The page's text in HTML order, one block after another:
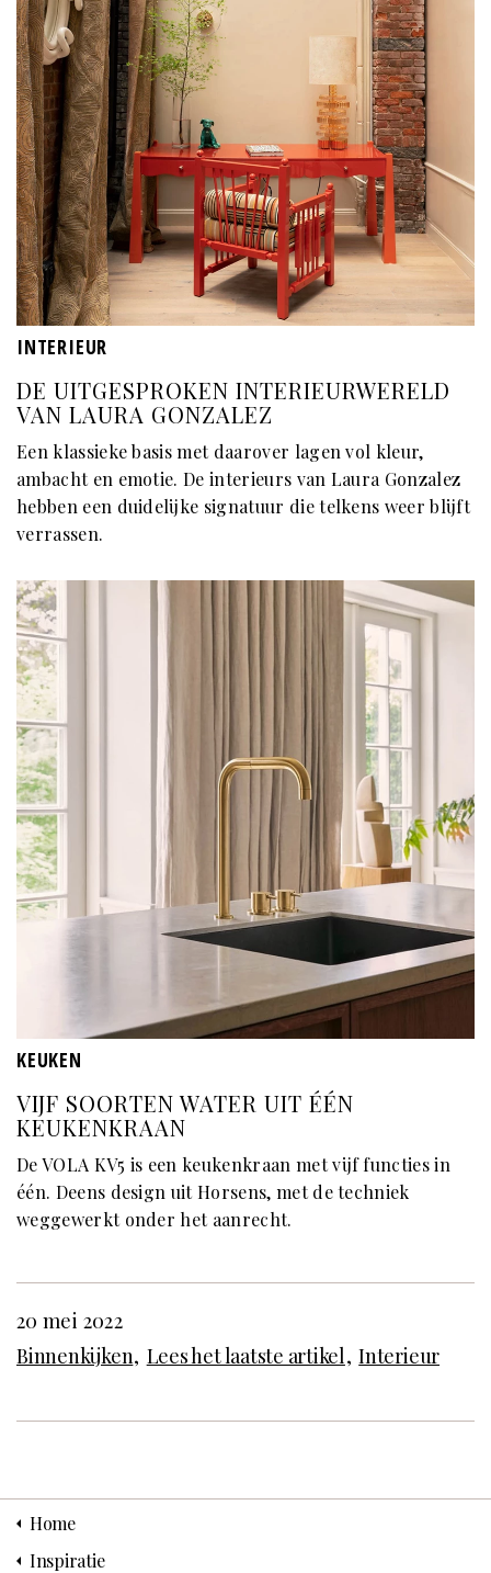
INTERIEUR
DE UITGESPROKEN INTERIEURWERELD
VAN LAURA GONZALEZ
Een klassieke basis met daarover lagen vol kleur,
ambacht en emotie. De interieurs van Laura Gonzalez
hebben een duidelijke signatuur die telkens weer blijft
verrassen.
KEUKEN
VIJF SOORTEN WATER UIT ÉÉN
KEUKENKRAAN
De VOLA KV5 is een keukenkraan met vijf functies in
één. Deens design uit Horsens, met de techniek
weggewerkt onder het aanrecht.
20 mei 2022
Binnenkijken Lees het laatste artikel Interieur
Home
Inspiratie